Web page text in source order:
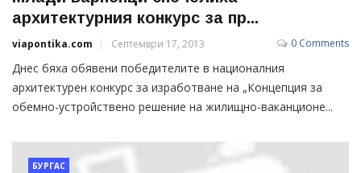
архитектурния конкурс за пр...
viapontika.com Септември 17, 2013 0 Comments
Днес бяха обявени победителите в националния
архитектурен конкурс за изработване на „Концепция за
обемно-устройствено решение на жилищно-ваканционе...
БУРГАС